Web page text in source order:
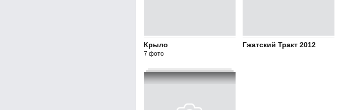
Крыло
7 фото
Гжатский Тракт 2012